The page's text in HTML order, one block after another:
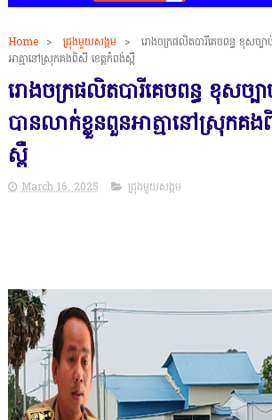
Home > ជ្រុងមួយសង្គម >
រោងចក្រផលិតបារីគេចពន្ធ ខុសច្
អាត្មានៅស្រុកគងពិសី ខេត្តកំពង់ស្ពឺ
រោងចក្រផលិតបារីគេចពន្ធ ខុសច្
បានលាក់ខ្លួនពួនអាត្មានៅស្រុកគ
ស្ពឺ
March 16, 2025 ជ្រុងមួយសង្គម